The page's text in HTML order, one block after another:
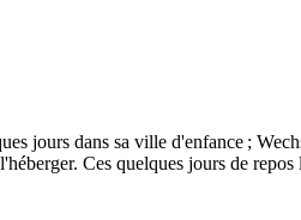
jours dans sa ville d'enfance ;
Ces quelques jours de repos